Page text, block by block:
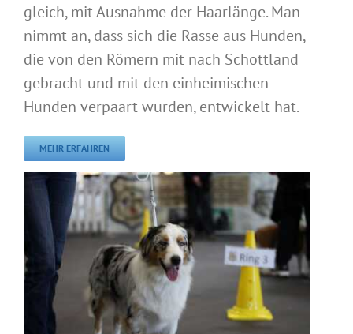
gleich, mit Ausnahme der Haarlänge. Man
nimmt an, dass sich die Rasse aus Hunden,
die von den Römern mit nach Schottland
gebracht und mit den einheimischen
Hunden verpaart wurden, entwickelt hat.
MEHR ERFAHREN